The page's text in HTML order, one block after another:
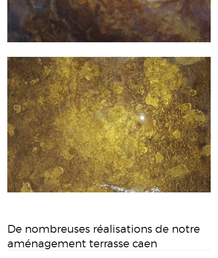
De nombreuses réalisations de notre
aménagement terrasse caen